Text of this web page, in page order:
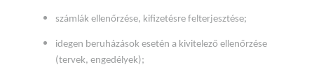
számlák ellenőrzése, kifizetésre felterjesztése;
idegen beruházások esetén a kivitelező ellenőrzése
(tervek, engedélyek);